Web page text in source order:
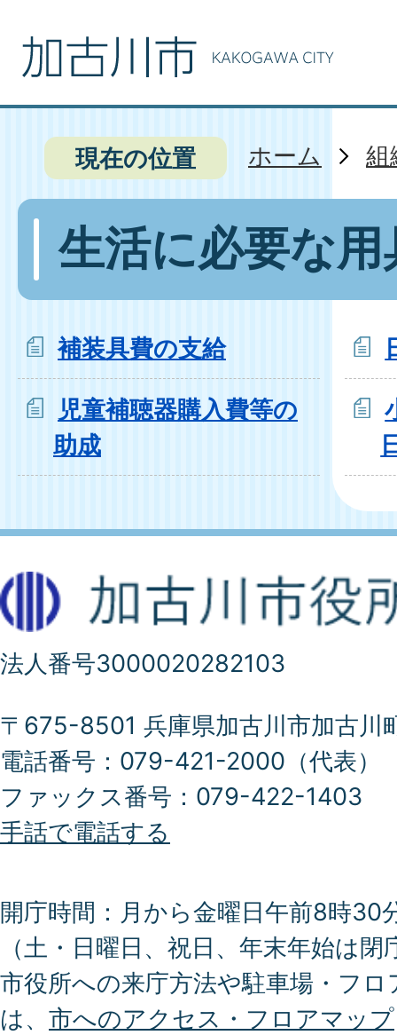
現在の位置 ホーム 組
生活に必要な
補装具費の支給
児童補聴器購入費等の
助成
法人番号3000020282103
〒675-8501 兵庫県加古川市加古川
電話番号：079-421-2000（代表）
ファックス番号：079-422-1403
手話で電話する
開庁時間：月から金曜日午前8時30
（土・日曜日、祝日、年末年始は閉
市役所への来庁方法や駐車場・フ
は、 市へのアクセス・フロアマップ